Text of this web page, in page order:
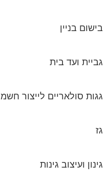
בישום בניין
גביית ועד בית
גגות סולאריים לייצור חשמל
גז
גינון ועיצוב גינות